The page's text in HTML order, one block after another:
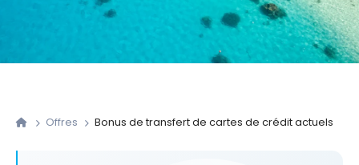
Offres Bonus de transfert de cartes de crédit actuels